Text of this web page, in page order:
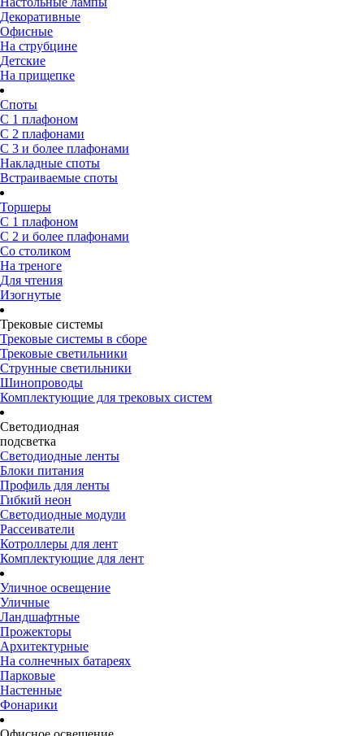
Декоративные
Офисные
На струбцине
Детские
На прищепке
Споты
С 1 плафоном
С 2 плафонами
С 3 и более плафонами
Накладные споты
Встраиваемые споты
Торшеры
С 1 плафоном
С 2 и более плафонами
Со столиком
На треноге
Для чтения
Изогнутые
Трековые системы
Трековые системы в сборе
Трековые светильники
Струнные светильники
Шинопроводы
Комплектующие для трековых систем
Светодиодная
подсветка
Светодиодные ленты
Блоки питания
Профиль для ленты
Гибкий неон
Светодиодные модули
Рассеиватели
Котроллеры для лент
Комплектующие для лент
Уличное освещение
Уличные
Ландшафтные
Прожекторы
Архитектурные
На солнечных батареях
Парковые
Настенные
Фонарики